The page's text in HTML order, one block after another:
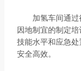
加氢车间通
因地制宜的制定
技能水平和应急
安全高效。